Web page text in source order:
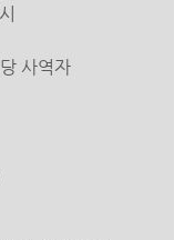
사역자